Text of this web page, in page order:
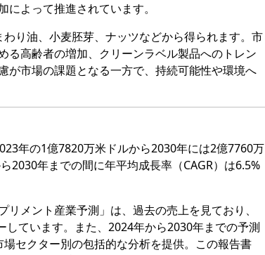
よって推進されています。
り油、小麦胚芽、ナッツなどから得られます。市
る高齢者の増加、クリーンラベル製品へのトレン
が市場の課題となる一方で、持続可能性や環境へ
年の1億7820万米ドルから2030年には2億7760万
2030年までの間に年平均成長率（CAGR）は6.5%
メント産業予測」は、過去の売上を見ており、
ています。また、2024年から2030年までの予測
セクター別の包括的な分析を提供。この報告書